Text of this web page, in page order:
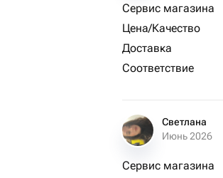
Сервис магазина
Цена/Качество
Доставка
Соответствие
Светлана
Июнь 2026
Сервис магазина